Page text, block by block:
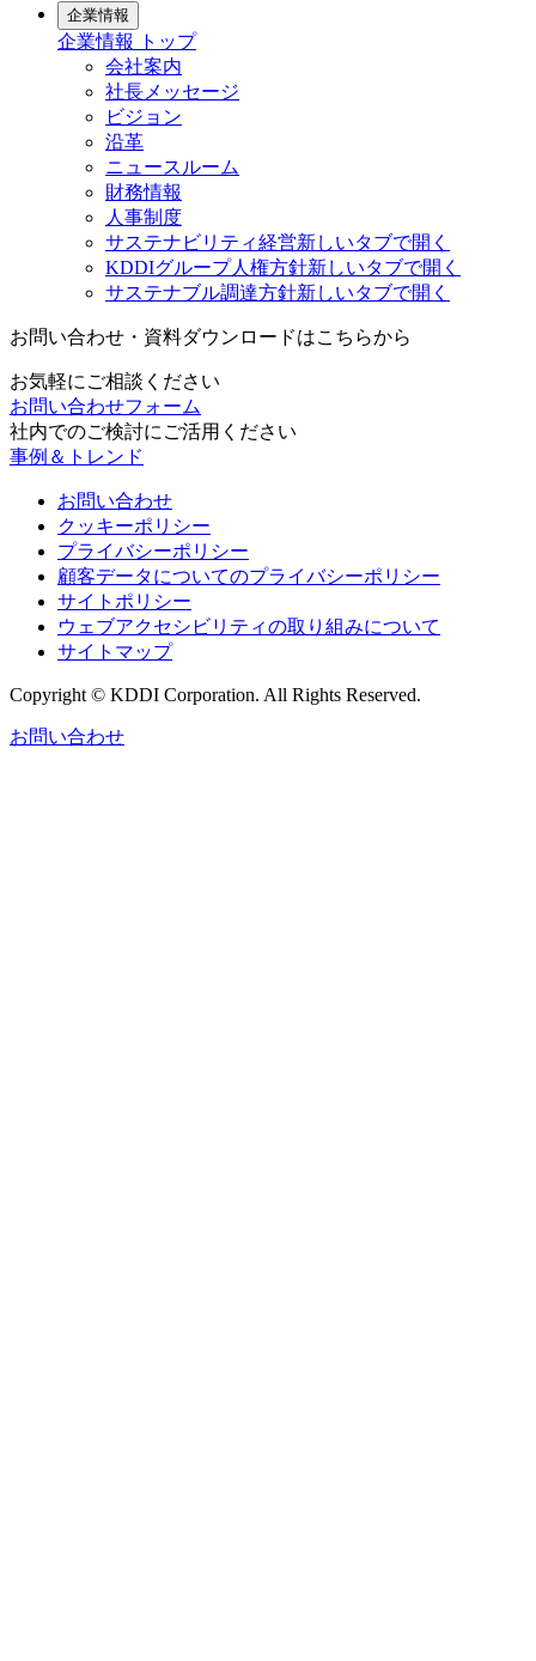
企業情報
企業情報
トップ
会社案内
社長メッセージ
ビジョン
沿革
ニュースルーム
財務情報
人事制度
サステナビリティ経営新しいタブで開く
KDDIグループ人権方針新しいタブで開く
サステナブル調達方針新しいタブで開く
お問い合わせ・資料ダウンロードはこちらから
お気軽にご相談ください
お問い合わせフォーム
社内でのご検討にご活用ください
事例＆トレンド
お問い合わせ
クッキーポリシー
プライバシーポリシー
顧客データについてのプライバシーポリシー
サイトポリシー
ウェブアクセシビリティの取り組みについて
サイトマップ
Copyright © KDDI Corporation. All Rights Reserved.
お問い合わせ